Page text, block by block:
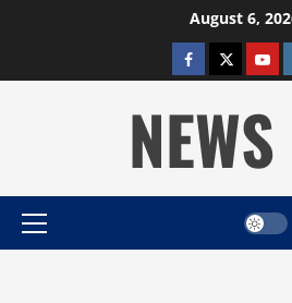
August 6,
facebooktwitter
Primary